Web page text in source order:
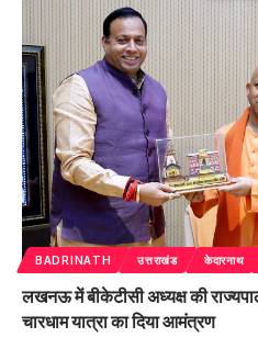
BADRINATH उत्तराखंड केदारनाथ
लखनऊ में बीकेटीसी अध्यक्ष की
चारधाम यात्रा का दिया आमंत्रण